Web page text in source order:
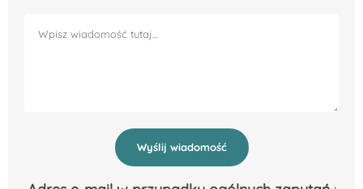
Wyślij wiadomość